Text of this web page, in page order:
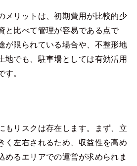
メリットは、初期費用が比較的少
と比べて管理が容易である点で
が限られている場合や、不整形地
地でも、駐車場としては有効活用
す。
もリスクは存在します。まず、立
く左右されるため、収益性を高め
めるエリアでの運営が求められま